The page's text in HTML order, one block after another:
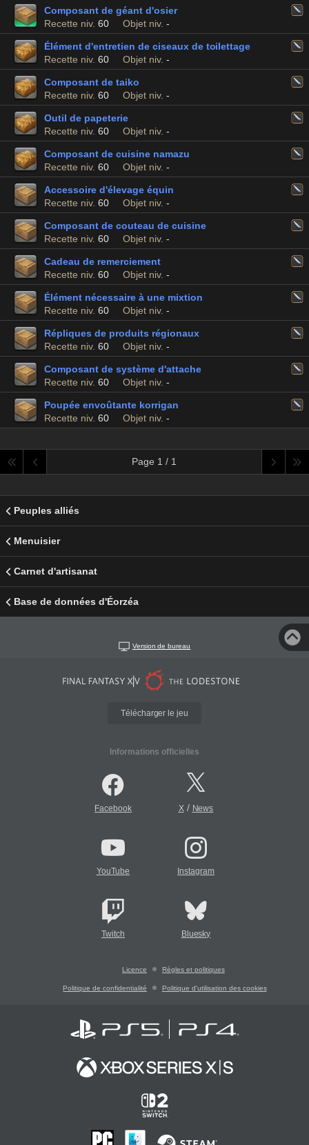
Composant de géant d'osier
Recette niv. 60 Objet niv. -
Élément d'entretien de ciseaux de toilettage
Recette niv. 60 Objet niv. -
Composant de taiko
Recette niv. 60 Objet niv. -
Outil de papeterie
Recette niv. 60 Objet niv. -
Composant de cuisine namazu
Recette niv. 60 Objet niv. -
Accessoire d'élevage équin
Recette niv. 60 Objet niv. -
Composant de couteau de cuisine
Recette niv. 60 Objet niv. -
Cadeau de remerciement
Recette niv. 60 Objet niv. -
Élément nécessaire à une mixtion
Recette niv. 60 Objet niv. -
Répliques de produits régionaux
Recette niv. 60 Objet niv. -
Composant de système d'attache
Recette niv. 60 Objet niv. -
Poupée envoûtante korrigan
Recette niv. 60 Objet niv. -
Page 1 / 1
Peuples alliés
Menuisier
Carnet d'artisanat
Base de données d'Éorzéa
Version de bureau
Télécharger le jeu
Informations officielles
Facebook X/ News
YouTube Instagram
Twitch Bluesky
Licence Règles et politiques
Politique de confidentialité Politique d'utilisation des cookies